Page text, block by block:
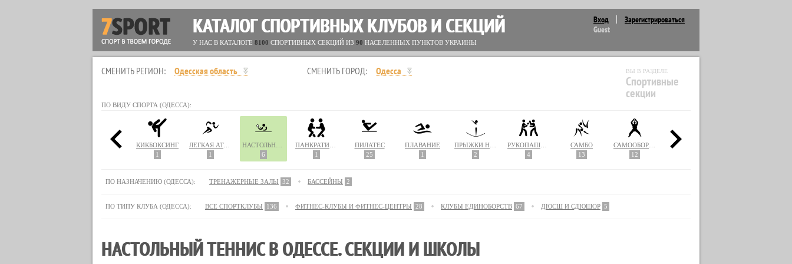
Вход
Зарегистрироваться
Guest
КАТАЛОГ СПОРТИВНЫХ КЛУБОВ И СЕКЦИЙ
У НАС В КАТАЛОГЕ 8100 СПОРТИВНЫХ СЕКЦИЙ ИЗ 90 НАСЕЛЕННЫХ ПУНКТОВ УКРАИНЫ
СМЕНИТЬ РЕГИОН: Одесская область СМЕНИТЬ ГОРОД: Одесса ВЫ В РАЗДЕЛЕ
Спортивные
секции
ПО ВИДУ СПОРТА (ОДЕССА):
КАРАТЭ
КИКБОКСИНГ
1
ЛЕГКАЯ АТЛЕТИКА
1
6
1
ПИЛАТЕС
25
ПЛАВАНИЕ
1
2
4
САМБО
13
12
ПО НАЗНАЧЕНИЮ (ОДЕССА): ТРЕНАЖЕРНЫЕ ЗАЛЫ 32 БАССЕЙНЫ 2
ПО ТИПУ КЛУБА (ОДЕССА): ВСЕ СПОРТКЛУБЫ 136 ФИТНЕС-КЛУБЫ И ФИТНЕС-ЦЕНТРЫ 28 КЛУБЫ ЕДИНОБОРСТВ 67 ДЮСШ И СДЮШОР 5
НАСТОЛЬНЫЙ ТЕННИС В ОДЕССЕ. СЕКЦИИ И ШКОЛЫ